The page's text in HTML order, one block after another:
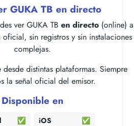
GUKA TB en directo
ver GUKA TB en directo (online) a
oficial, sin registros y sin instalaciones
complejas.
distintas plataformas. Siempre
la señal oficial del emisor.
Disponible en
✅ iOS ✅